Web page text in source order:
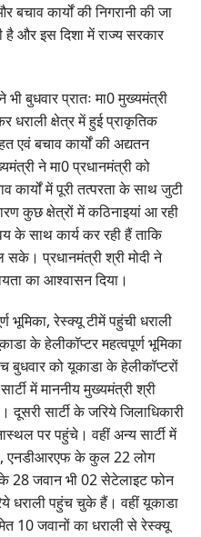
बचाव कार्यों की निगरानी की जा
है और इस दिशा में राज्य सरकार
भी बुधवार प्रातः मा0 मुख्यमंत्री
धराली क्षेत्र में हुई प्राकृतिक
एवं बचाव कार्यों की अद्यतन
ने मा0 प्रधानमंत्री को
कार्यों में पूरी तत्परता के साथ जुटी
कुछ क्षेत्रों में कठिनाइयां आ रही
के साथ कार्य कर रही हैं ताकि
सके। प्रधानमंत्री श्री मोदी ने
का आश्वासन दिया।
भूमिका, रेस्क्यू टीमें पहुंची धराली
के हेलीकॉप्टर महत्वपूर्ण भूमिका
बुधवार को यूकाडा के हेलीकॉप्टरों
में माननीय मुख्यमंत्री श्री
दूसरी सार्टी के जरिये जिलाधिकारी
पर पहुंचे। वहीं अन्य सार्टी में
एनडीआरएफ के कुल 22 लोग
28 जवान भी 02 सेटेलाइट फोन
धराली पहुंच चुके हैं। वहीं यूकाडा
10 जवानों का धराली से रेस्क्यू